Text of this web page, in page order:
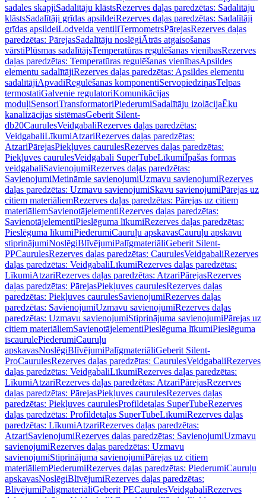
sadales skapjiSadalītāju klāstsRezerves daļas paredzētas: Sadalītāju
klāstsSadalītāji grīdas apsildeiRezerves daļas paredzētas: Sadalītāji
grīdas apsildeiLodveida ventiļiTermometrsPārejasRezerves daļas
paredzētas: PārejasSadalītāju noslēgiĀtrās atgaisošanas
vārstiPlūsmas sadalītājsTemperatūras regulēšanas vienībasRezerves
daļas paredzētas: Temperatūras regulēšanas vienībasApsildes
elementu sadalītājiRezerves daļas paredzētas: Apsildes elementu
sadalītājiApvadiRegulēšanas komponentiServopiedziņasTelpas
termostatiGalvenie regulatoriKomunikācijas
moduļiSensoriTransformatoriPiederumiSadalītāju izolācijaĒku
kanalizācijas sistēmasGeberit Silent-
db20CaurulesVeidgabaliRezerves daļas paredzētas:
VeidgabaliLīkumiAtzariRezerves daļas paredzētas:
AtzariPārejasPiekļuves caurulesRezerves daļas paredzētas:
Piekļuves caurulesVeidgabali SuperTubeLīkumiĪpašas formas
veidgabaliSavienojumiRezerves daļas paredzētas:
SavienojumiMetināmie savienojumiUzmavu savienojumiRezerves
daļas paredzētas: Uzmavu savienojumiSkavu savienojumiPārejas uz
citiem materiāliemRezerves daļas paredzētas: Pārejas uz citiem
materiāliemSavienotājelementiRezerves daļas paredzētas:
SavienotājelementiPieslēguma līkumiRezerves daļas paredzētas:
Pieslēguma līkumiPiederumiCauruļu apskavasCauruļu apskavu
stiprinājumiNoslēgiBlīvējumiPalīgmateriāliGeberit Silent-
PPCaurulesRezerves daļas paredzētas: CaurulesVeidgabaliRezerves
daļas paredzētas: VeidgabaliLīkumiRezerves daļas paredzētas:
LīkumiAtzariRezerves daļas paredzētas: AtzariPārejasRezerves
daļas paredzētas: PārejasPiekļuves caurulesRezerves daļas
paredzētas: Piekļuves caurulesSavienojumiRezerves daļas
paredzētas: SavienojumiUzmavu savienojumiRezerves daļas
paredzētas: Uzmavu savienojumiStiprinājuma savienojumiPārejas uz
citiem materiāliemSavienotājelementiPieslēguma līkumiPieslēguma
īscaurulePiederumiCauruļu
apskavasNoslēgiBlīvējumiPalīgmateriāliGeberit Silent-
ProCaurulesRezerves daļas paredzētas: CaurulesVeidgabaliRezerves
daļas paredzētas: VeidgabaliLīkumiRezerves daļas paredzētas:
LīkumiAtzariRezerves daļas paredzētas: AtzariPārejasRezerves
daļas paredzētas: PārejasPiekļuves caurulesRezerves daļas
paredzētas: Piekļuves caurulesProfildetaļas SuperTubeRezerves
daļas paredzētas: Profildetaļas SuperTubeLīkumiRezerves daļas
paredzētas: LīkumiAtzariRezerves daļas paredzētas:
AtzariSavienojumiRezerves daļas paredzētas: SavienojumiUzmavu
savienojumiRezerves daļas paredzētas: Uzmavu
savienojumiStiprinājuma savienojumiPārejas uz citiem
materiāliemPiederumiRezerves daļas paredzētas: PiederumiCauruļu
apskavasNoslēgiBlīvējumiRezerves daļas paredzētas:
BlīvējumiPalīgmateriāliGeberit PECaurulesVeidgabaliRezerves